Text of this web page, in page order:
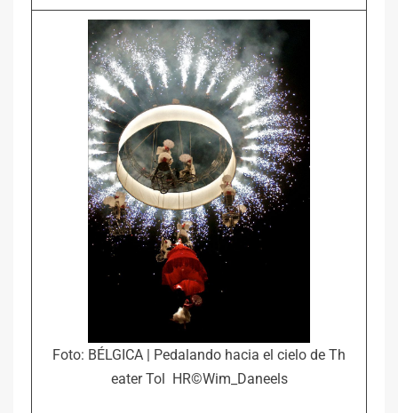
Foto: BÉLGICA | Pedalando hacia el cielo de Th
eater Tol HR©Wim_Daneels